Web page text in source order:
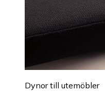
Dynor till utemöbler